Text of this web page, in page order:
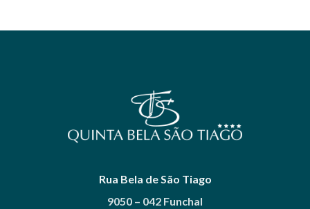
Rua Bela de São Tiago
9050 – 042 Funchal